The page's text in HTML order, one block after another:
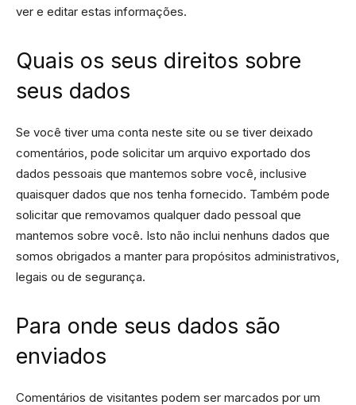
ver e editar estas informações.
Quais os seus direitos sobre
seus dados
Se você tiver uma conta neste site ou se tiver deixado
comentários, pode solicitar um arquivo exportado dos
dados pessoais que mantemos sobre você, inclusive
quaisquer dados que nos tenha fornecido. Também pode
solicitar que removamos qualquer dado pessoal que
mantemos sobre você. Isto não inclui nenhuns dados que
somos obrigados a manter para propósitos administrativos,
legais ou de segurança.
Para onde seus dados são
enviados
Comentários de visitantes podem ser marcados por um